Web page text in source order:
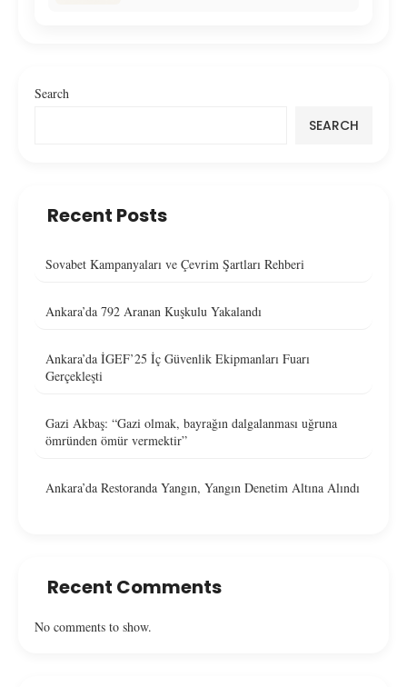
Search
SEARCH
Recent Posts
Sovabet Kampanyaları ve Çevrim Şartları Rehberi
Ankara’da 792 Aranan Kuşkulu Yakalandı
Ankara’da İGEF’25 İç Güvenlik Ekipmanları Fuarı
Gerçekleşti
Gazi Akbaş: “Gazi olmak, bayrağın dalgalanması uğruna
ömründen ömür vermektir”
Ankara’da Restoranda Yangın, Yangın Denetim Altına Alındı
Recent Comments
No comments to show.